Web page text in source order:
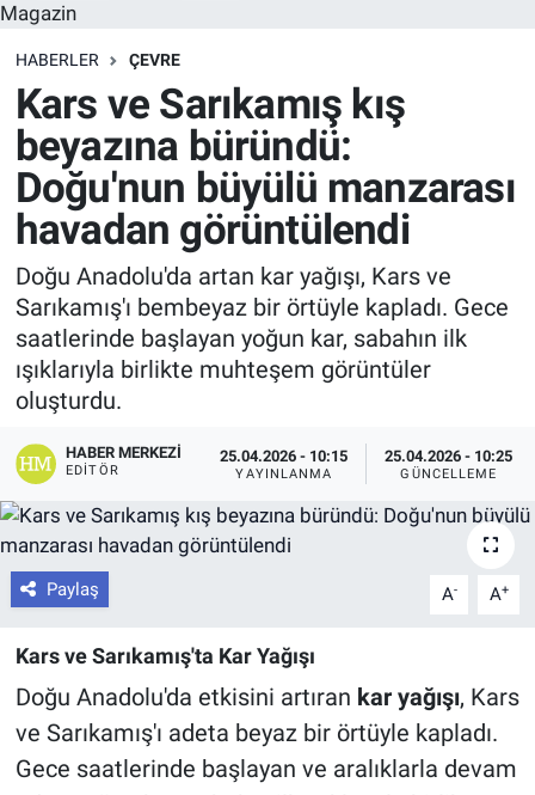
Magazin
HABERLER ÇEVRE
Kars ve Sarıkamış kış
beyazına büründü:
Doğu'nun büyülü manzarası
havadan görüntülendi
Doğu Anadolu'da artan kar yağışı, Kars ve
Sarıkamış'ı bembeyaz bir örtüyle kapladı. Gece
saatlerinde başlayan yoğun kar, sabahın ilk
ışıklarıyla birlikte muhteşem görüntüler
oluşturdu.
HABER MERKEZI
EDITÖR
25.04.2026 - 10:15
YAYINLANMA
25.04.2026 - 10:25
GÜNCELLEME
Paylaş A- A+
Kars ve Sarıkamış'ta Kar Yağışı
Doğu Anadolu'da etkisini artıran kar yağışı, Kars
ve Sarıkamış'ı adeta beyaz bir örtüyle kapladı.
Gece saatlerinde başlayan ve aralıklarla devam